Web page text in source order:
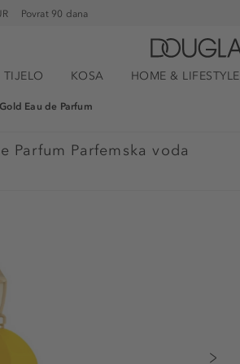
Povrat 90 dana
TIJELO KOSA HOME & LIFESTYLE
Eau de Parfum
Parfum Parfemska voda